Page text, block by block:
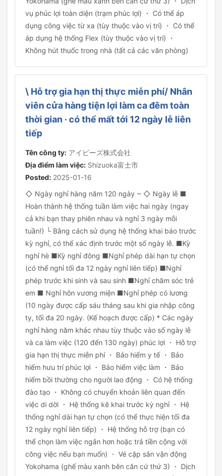
vụ phúc lợi toàn diện (trạm phúc lợi) ・ Có thể áp
dụng công việc từ xa (tùy thuộc vào vị trí) ・ Có thể
áp dụng hệ thống Flex (tùy thuộc vào vị trí) ・
Không hút thuốc trong nhà (tất cả các văn phòng)
\ Hỗ trợ gia hạn thị thực miễn phí/ Nhân
viên cửa hàng tiện lợi làm ca đêm toàn
thời gian · có thể mất tới 12 ngày lễ liên
tiếp
Tên công ty: アイビーズ株式会社
Địa điểm làm việc: Shizuoka富士市
Posted: 2025-01-16
◇ Ngày nghỉ hàng năm 120 ngày ~ ◇ Ngày lễ ■
Hoàn thành hệ thống tuần làm việc hai ngày (ngay
cả khi bạn thay phiên nhau và nghỉ 3 ngày mỗi
tuần!) └ Bằng cách sử dụng hệ thống khai báo trước
kỳ nghỉ, có thể xác định trước một số ngày lễ. ■Kỳ
nghỉ hè ■Kỳ nghỉ đông ■Nghỉ phép dài hạn tự chọn
(có thể nghỉ tối đa 12 ngày nghỉ liên tiếp) ■Nghỉ
phép trước khi sinh và sau sinh ■Nghỉ chăm sóc trẻ
em ■ Nghỉ hôn vương miện ■Nghỉ phép có lương
(10 ngày được cấp sáu tháng sau khi gia nhập công
ty, tối đa 20 ngày. (Kế hoạch được cấp) * Các ngày
nghỉ hàng năm khác nhau tùy thuộc vào số ngày lễ
và ca làm việc (120 đến 130 ngày) phúc lợi ・ Hỗ trợ
gia hạn thị thực miễn phí ・ Bảo hiểm y tế ・ Bảo
hiểm hưu trí phúc lợi ・ Bảo hiểm việc làm ・ Bảo
hiểm bồi thường cho người lao động ・ Có hệ thống
đào tạo ・ Không có chuyển khoản liên quan đến
việc di dời ・ Hệ thống kê khai trước kỳ nghỉ ・ Hệ
thống nghỉ dài hạn tự chọn (có thể thực hiện tối đa
12 ngày nghỉ liên tiếp) ・ Hệ thống hỗ trợ (bạn có
thể chọn làm việc ngắn hơn hoặc trả tiền cộng với
công việc nếu bạn muốn) ・ Vé cặp sân vận động
Yokohama (ghế màu xanh bên căn cứ thứ 3) ・ Dịch